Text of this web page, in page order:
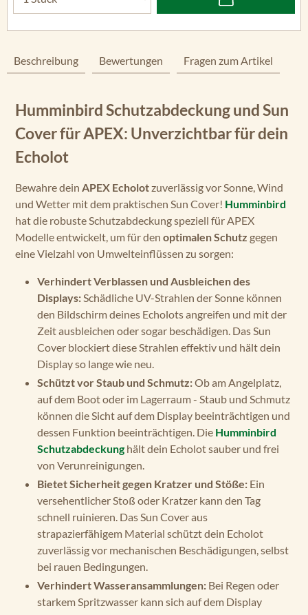
Beschreibung Bewertungen Fragen zum Artikel
Humminbird Schutzabdeckung und Sun
Cover für APEX: Unverzichtbar für dein
Echolot
Bewahre dein APEX Echolotzuverlässig vor Sonne, Wind
und Wetter mit dem praktischen Sun Cover! Humminbird
hat die robuste Schutzabdeckung speziell für APEX
Modelle entwickelt, um für den optimalen Schutz gegen
eine Vielzahl von Umwelteinflüssen zu sorgen:
Verhindert Verblassen und Ausbleichen des
Displays:Schädliche UV-Strahlen der Sonne können
den Bildschirm deines Echolots angreifen und mit der
Zeit ausbleichen oder sogar beschädigen. Das Sun
Cover blockiert diese Strahlen effektiv und hält dein
Display so lange wie neu.
Schützt vor Staub und Schmutz:Ob am Angelplatz,
auf dem Boot oder im Lagerraum - Staub und Schmutz
können die Sicht auf dem Display beeinträchtigen und
dessen Funktion beeinträchtigen. Die Humminbird
Schutzabdeckunghält dein Echolot sauber und frei
von Verunreinigungen.
Bietet Sicherheit gegen Kratzer und Stöße: Ein
versehentlicher Stoß oder Kratzer kann den Tag
schnell ruinieren. Das Sun Cover aus
strapazierfähigem Material schützt dein Echolot
zuverlässig vor mechanischen Beschädigungen, selbst
bei rauen Bedingungen.
Verhindert Wasseransammlungen: Bei Regen oder
starkem Spritzwasser kann sich auf dem Display